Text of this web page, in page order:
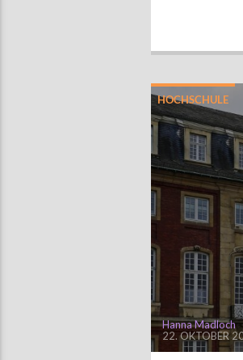
HOCHSCHULE
Hanna Madloch
22. OKTOBER